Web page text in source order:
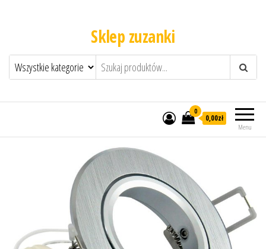
Sklep zuzanki
Menu
0
0,00zł